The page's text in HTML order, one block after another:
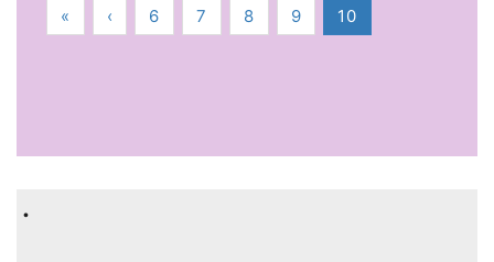
« ‹ 6 7 8 9 10
.